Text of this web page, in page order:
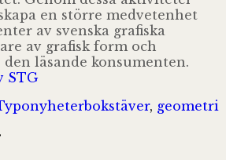
en större medvetenhet
av svenska grafiska
av grafisk form och
läsande konsumenten.
STG
Taggar
bokstäver, geometri